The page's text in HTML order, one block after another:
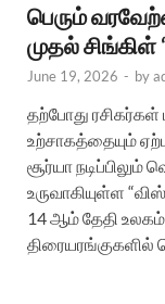
பெரும்
முதல் சிங்கிள்
June 19, 2026 - by
தற்போது ரசிகர்கள்
உற்சாகத்தையும்
சூர்யா
உருவாகியுள்ள
14 ஆம் தேதி
திரையரங்குகளில்